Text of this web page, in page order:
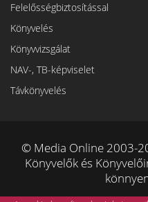
Felelősségbiztosítással
Könyvelés
Könyvvizsgálat
NAV-, TB-képviselet
Távkönyvelés
© Media Online 2003-
Könyvelők és